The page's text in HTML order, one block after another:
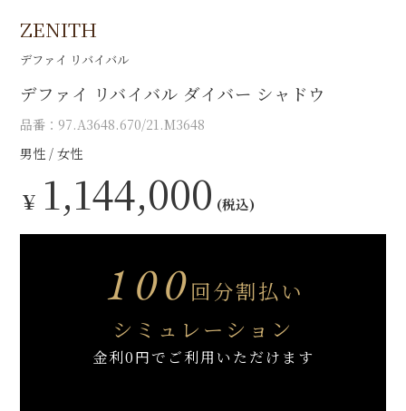
ZENITH
デファイ リバイバル
デファイ リバイバル ダイバー シャドウ
品番：97.A3648.670/21.M3648
男性
女性
￥ 1,144,000 (税込)
100回分割払い
シミュレーション
金利0円でご利用いただけます